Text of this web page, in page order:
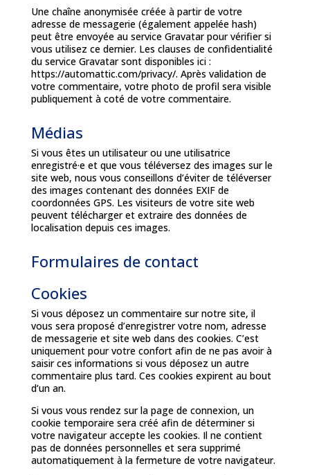
Une chaîne anonymisée créée à partir de votre
adresse de messagerie (également appelée hash)
peut être envoyée au service Gravatar pour vérifier si
vous utilisez ce dernier. Les clauses de confidentialité
du service Gravatar sont disponibles ici :
https://automattic.com/privacy/. Après validation de
votre commentaire, votre photo de profil sera visible
publiquement à coté de votre commentaire.
Médias
Si vous êtes un utilisateur ou une utilisatrice
enregistré·e et que vous téléversez des images sur le
site web, nous vous conseillons d’éviter de téléverser
des images contenant des données EXIF de
coordonnées GPS. Les visiteurs de votre site web
peuvent télécharger et extraire des données de
localisation depuis ces images.
Formulaires de contact
Cookies
Si vous déposez un commentaire sur notre site, il
vous sera proposé d’enregistrer votre nom, adresse
de messagerie et site web dans des cookies. C’est
uniquement pour votre confort afin de ne pas avoir à
saisir ces informations si vous déposez un autre
commentaire plus tard. Ces cookies expirent au bout
d’un an.
Si vous vous rendez sur la page de connexion, un
cookie temporaire sera créé afin de déterminer si
votre navigateur accepte les cookies. Il ne contient
pas de données personnelles et sera supprimé
automatiquement à la fermeture de votre navigateur.